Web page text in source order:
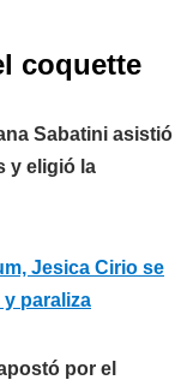
coquette
Sabatini asistió
y eligió la
Jesica Cirio se
paraliza
por el